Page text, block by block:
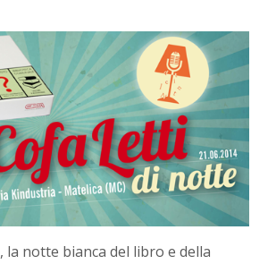
, la notte bianca del libro e della